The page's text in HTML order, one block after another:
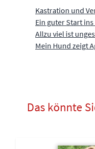
Kastration und
Ein guter Start
Allzu viel ist
Mein Hund zeigt
Das könnte